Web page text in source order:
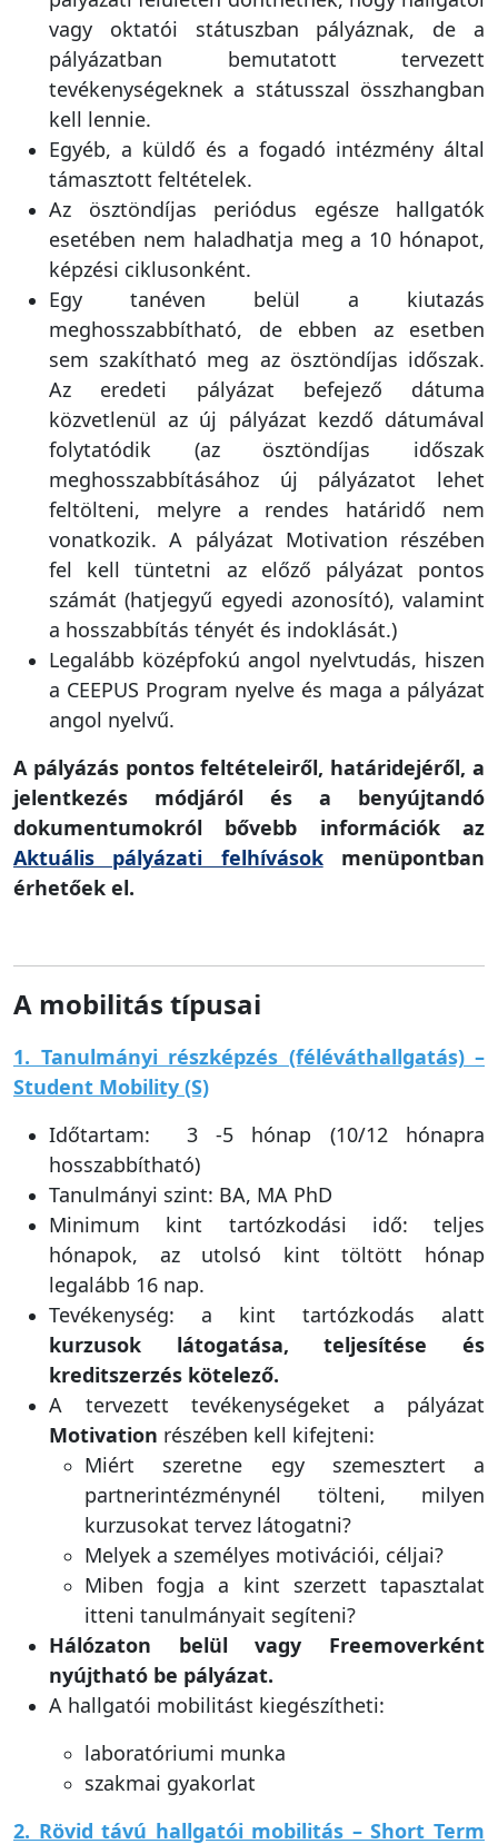
vagy oktatói státuszban pályáznak, de a
pályázatban bemutatott tervezett
tevékenységeknek a státusszal összhangban
kell lennie.
Egyéb, a küldő és a fogadó intézmény által
támasztott feltételek.
Az ösztöndíjas periódus egésze hallgatók
esetében nem haladhatja meg a 10 hónapot,
képzési ciklusonként.
Egy tanéven belül a kiutazás
meghosszabbítható, de ebben az esetben
sem szakítható meg az ösztöndíjas időszak.
Az eredeti pályázat befejező dátuma
közvetlenül az új pályázat kezdő dátumával
folytatódik (az ösztöndíjas időszak
meghosszabbításához új pályázatot lehet
feltölteni, melyre a rendes határidő nem
vonatkozik. A pályázat Motivation részében
fel kell tüntetni az előző pályázat pontos
számát (hatjegyű egyedi azonosító), valamint
a hosszabbítás tényét és indoklását.)
Legalább középfokú angol nyelvtudás, hiszen
a CEEPUS Program nyelve és maga a pályázat
angol nyelvű.
A pályázás pontos feltételeiről, határidejéről, a
jelentkezés módjáról és a benyújtandó
dokumentumokról bővebb információk az
Aktuális pályázati felhívásokmenüpontban
érhetőek el.
A mobilitás típusai
1. Tanulmányi részképzés (féléváthallgatás) –
Student Mobility (S)
Időtartam: 3 -5 hónap (10/12 hónapra
hosszabbítható)
Tanulmányi szint: BA, MA PhD
Minimum kint tartózkodási idő: teljes
hónapok, az utolsó kint töltött hónap
legalább 16 nap.
Tevékenység: a kint tartózkodás alatt
kurzusok látogatása, teljesítése és
kreditszerzés kötelező.
A tervezett tevékenységeket a pályázat
Motivationrészében kell kifejteni:
Miért szeretne egy szemesztert a
partnerintézménynél tölteni, milyen
kurzusokat tervez látogatni?
Melyek a személyes motivációi, céljai?
Miben fogja a kint szerzett tapasztalat
itteni tanulmányait segíteni?
Hálózaton belül vagy Freemoverként
nyújtható be pályázat.
A hallgatói mobilitást kiegészítheti:
laboratóriumi munka
szakmai gyakorlat
2. Rövid távú hallgatói mobilitás – Short Term